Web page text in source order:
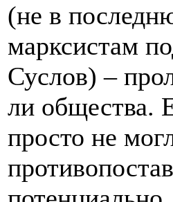
(не в
марксистам
Суслов) –
ли общества.
просто не